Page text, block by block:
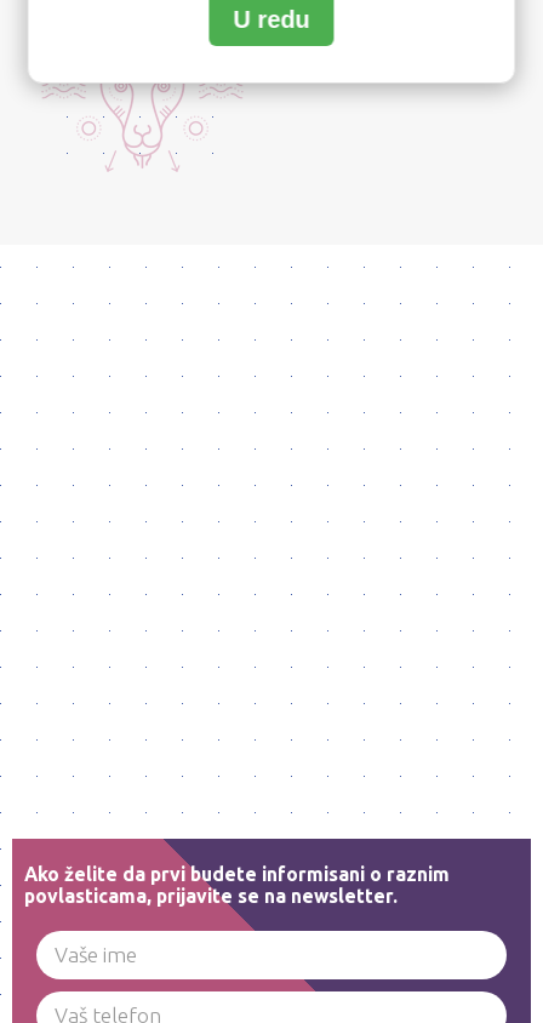
Ako želite da prvi budete informisani o raznim
povlasticama, prijavite se na newsletter.
U redu